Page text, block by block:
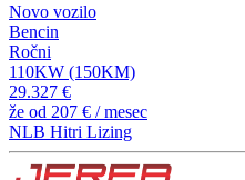
Novo vozilo
Bencin
Ročni
110KW (150KM)
29.327 €
že od 207 € / mesec
NLB Hitri Lizing